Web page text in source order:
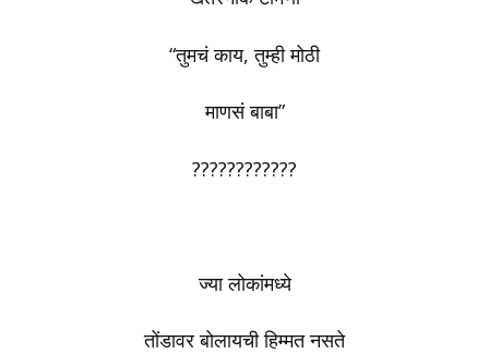
“तुमचं काय, तुम्ही मोठी
माणसं बाबा”
????????????
ज्या लोकांमध्ये
तोंडावर बोलायची हिम्मत नसते